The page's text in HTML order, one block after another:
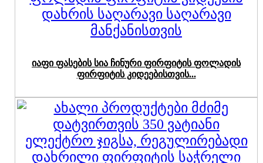
იაფი ფასების სია ჩინური ფირფიტის ფოლადის
ფირფიტის კიდეებისთვის...